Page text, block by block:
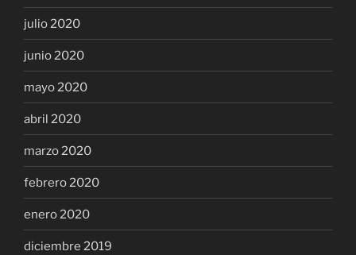
julio 2020
junio 2020
mayo 2020
abril 2020
marzo 2020
febrero 2020
enero 2020
diciembre 2019